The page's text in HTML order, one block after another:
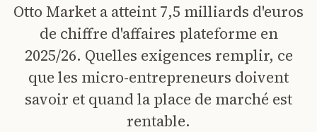
Otto Market a atteint 7,5 milliards d'euros
de chiffre d'affaires plateforme en
2025/26. Quelles exigences remplir, ce
que les micro-entrepreneurs doivent
savoir et quand la place de marché est
rentable.